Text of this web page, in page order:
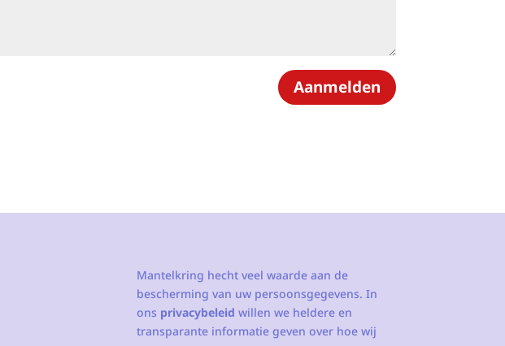
Aanmelden
Mantelkring hecht veel waarde aan de
bescherming van uw persoonsgegevens. In
ons privacybeleid willen we heldere en
transparante informatie geven over hoe wij